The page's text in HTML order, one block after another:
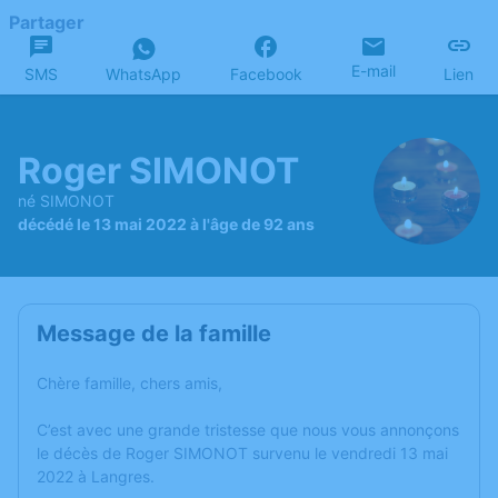
Partager
SMS WhatsApp Facebook E-mail Lien
Roger SIMONOT
né SIMONOT
décédé le 13 mai 2022 à l'âge de 92 ans
Message de la famille
Chère famille, chers amis,
C’est avec une grande tristesse que nous vous annonçons
le décès de Roger SIMONOT survenu le vendredi 13 mai
2022 à Langres.